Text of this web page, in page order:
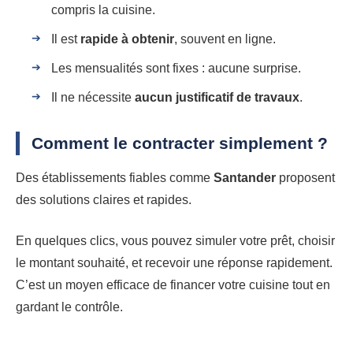
compris la cuisine.
Il est rapide à obtenir, souvent en ligne.
Les mensualités sont fixes : aucune surprise.
Il ne nécessite aucun justificatif de travaux.
Comment le contracter simplement ?
Des établissements fiables comme Santander proposent
des solutions claires et rapides.
En quelques clics, vous pouvez simuler votre prêt, choisir
le montant souhaité, et recevoir une réponse rapidement.
C’est un moyen efficace de financer votre cuisine tout en
gardant le contrôle.